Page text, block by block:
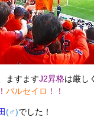
ますますJ2昇格は厳し
パルセイロ ！！
(♂)でした！